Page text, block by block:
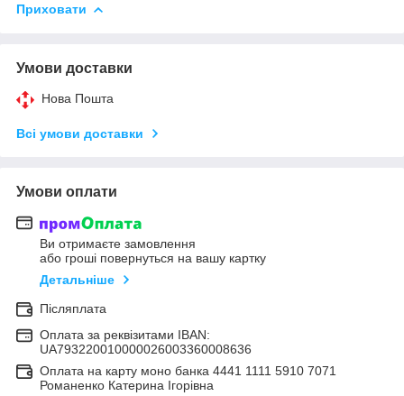
Приховати
Умови доставки
Нова Пошта
Всі умови доставки
Умови оплати
Ви отримаєте замовлення
або гроші повернуться на вашу картку
Детальніше
Післяплата
Оплата за реквізитами IBAN:
UA793220010000026003360008636
Оплата на карту моно банка 4441 1111 5910 7071
Романенко Катерина Ігорівна